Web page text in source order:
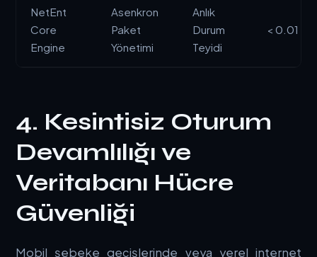
NetEnt
Core
Engine
Asenkron
Paket
Yönetimi
Anlık
Durum
Teyidi
< 0.01 ms
4. Kesintisiz Oturum
Devamlılığı ve
Veritabanı Hücre
Güvenliği
Mobil şebeke geçişlerinde veya yerel internet